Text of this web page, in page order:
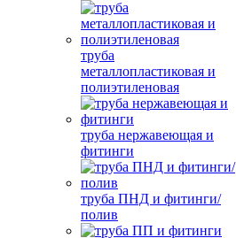
труба
металлопластиковая и
полиэтиленовая
труба нержавеющая и
фитинги
труба ПНД и фитинги/
полив